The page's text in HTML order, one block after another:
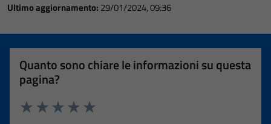
Ultimo aggiornamento: 29/01/2024, 09:36
Quanto sono chiare le informazioni su questa
pagina?